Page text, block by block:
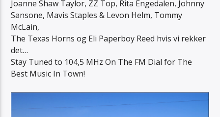
Radio Sotra
Joanne Shaw Taylor, ZZ Top, Rita Engedalen, Johnny
Sansone, Mavis Staples & Levon Helm, Tommy
McLain,
The Texas Horns og Eli Paperboy Reed hvis vi rekker
det…
Stay Tuned to 104,5 MHz On The FM Dial for The
Best Music In Town!